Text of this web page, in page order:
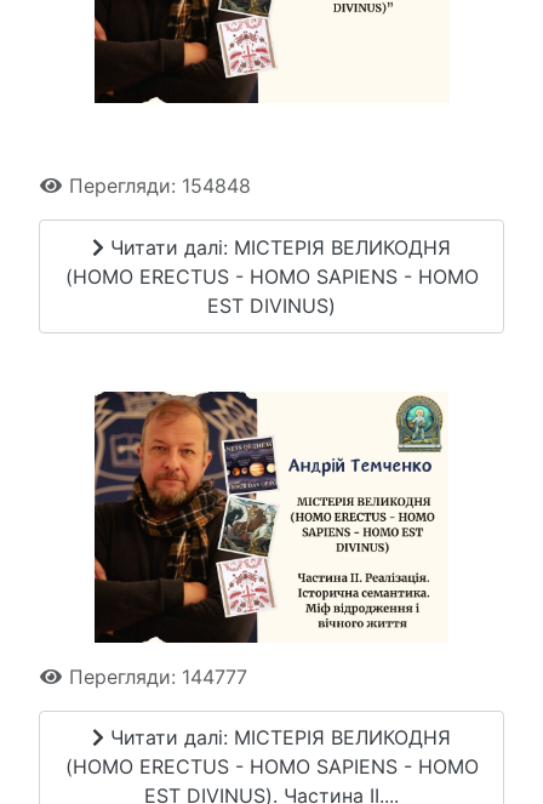
Перегляди: 154848
Читати далі: МІСТЕРІЯ ВЕЛИКОДНЯ
(HOMO ERECTUS - HOMO SAPIENS - HOMO
EST DIVINUS)
Перегляди: 144777
Читати далі: МІСТЕРІЯ ВЕЛИКОДНЯ
(HOMO ERECTUS - HOMO SAPIENS - HOMO
EST DIVINUS). Частина ІІ....